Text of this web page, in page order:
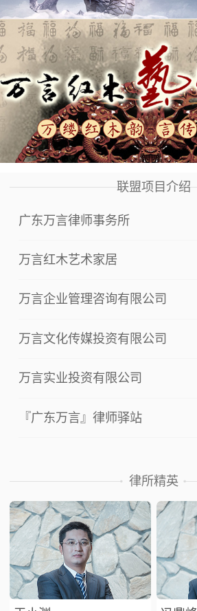
联盟项目介绍
广东万言律师事务所
万言红木艺术家居
万言企业管理咨询有限公司
万言文化传媒投资有限公司
万言实业投资有限公司
『广东万言』律师驿站
律所精英